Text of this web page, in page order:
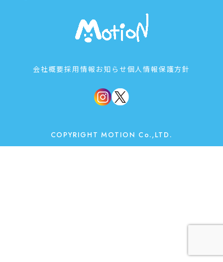
会社概要採用情報 お知らせ個人情報保護方針
COPYRIGHT MOTION Co.,LTD.